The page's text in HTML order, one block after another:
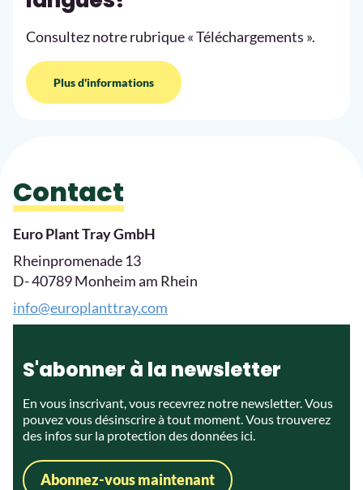
Consultez notre rubrique « Téléchargements ».
Plus d'informations
Contact
Euro Plant Tray GmbH
Rheinpromenade 13
D- 40789 Monheim am Rhein
info@europlanttray.com
S'abonner à la newsletter
En vous inscrivant, vous recevrez notre newsletter. Vous
pouvez vous désinscrire à tout moment. Vous trouverez
des infos sur la protection des données ici.
Abonnez-vous maintenant